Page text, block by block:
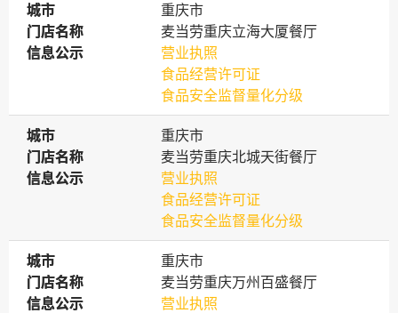
城市
城市
重庆市
门店名称
门店名称
麦当劳重庆立海大厦餐厅
信息公示
信息公示
营业执照
食品经营许可证
食品安全监督量化分级
城市
城市
重庆市
门店名称
门店名称
麦当劳重庆北城天街餐厅
信息公示
信息公示
营业执照
食品经营许可证
食品安全监督量化分级
城市
城市
重庆市
门店名称
门店名称
麦当劳重庆万州百盛餐厅
信息公示
信息公示
营业执照